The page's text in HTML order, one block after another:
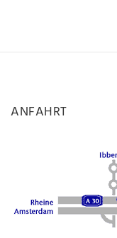
ANFAHRT